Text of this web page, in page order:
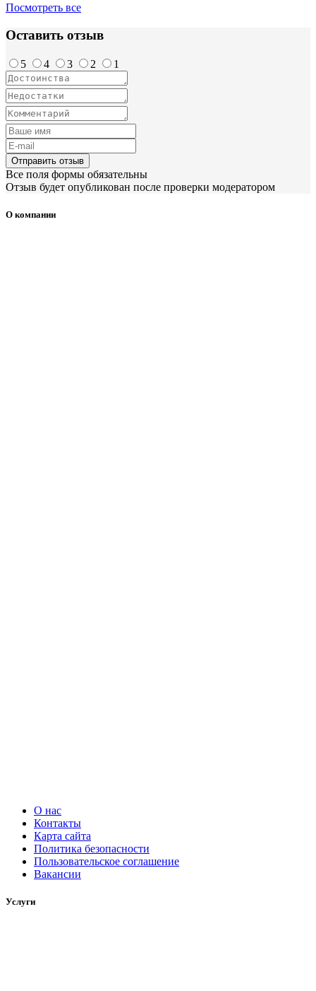
Посмотреть все
Оставить отзыв
5 4 3 2 1
Отправить отзыв
Все поля формы обязательны
Отзыв будет опубликован после проверки модератором
О компании
О нас
Контакты
Карта сайта
Политика безопасности
Пользовательское соглашение
Вакансии
Услуги